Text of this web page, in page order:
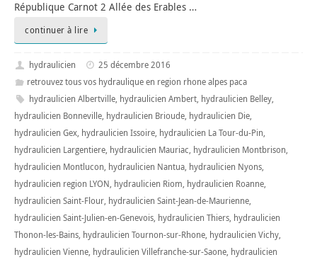
République Carnot 2 Allée des Erables …
continuer à lire
hydraulicien
25 décembre 2016
retrouvez tous vos hydraulique en region rhone alpes paca
hydraulicien Albertville, hydraulicien Ambert, hydraulicien Belley,
hydraulicien Bonneville, hydraulicien Brioude, hydraulicien Die,
hydraulicien Gex, hydraulicien Issoire, hydraulicien La Tour-du-Pin,
hydraulicien Largentiere, hydraulicien Mauriac, hydraulicien Montbrison,
hydraulicien Montlucon, hydraulicien Nantua, hydraulicien Nyons,
hydraulicien region LYON, hydraulicien Riom, hydraulicien Roanne,
hydraulicien Saint-Flour, hydraulicien Saint-Jean-de-Maurienne,
hydraulicien Saint-Julien-en-Genevois, hydraulicien Thiers, hydraulicien
Thonon-les-Bains, hydraulicien Tournon-sur-Rhone, hydraulicien Vichy,
hydraulicien Vienne, hydraulicien Villefranche-sur-Saone, hydraulicien